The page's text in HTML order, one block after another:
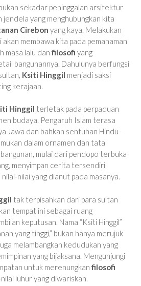
sekadar peninggalan arsitektur
jendela yang menghubungkan kita
Cirebon yang kaya. Melakukan
akan membawa kita pada pemahaman
masa lalu dan filosofi yang
bangunannya. Dahulunya berfungsi
Ksiti Hinggil menjadi saksi
kerajaan.
Hinggil terletak pada perpaduan
budaya. Pengaruh Islam terasa
Jawa dan bahkan sentuhan Hindu-
dalam ornamen dan tata
mulai dari pendopo terbuka
menyimpan cerita tersendiri
nilai yang dianut pada masanya.
tak terpisahkan dari para sultan
tempat ini sebagai ruang
keputusan. Nama “Ksiti Hinggil”
yang tinggi,” bukan hanya merujuk
melambangkan kedudukan yang
yang bijaksana. Mengunjungi
untuk merenungkan filosofi
luhur yang diwariskan.